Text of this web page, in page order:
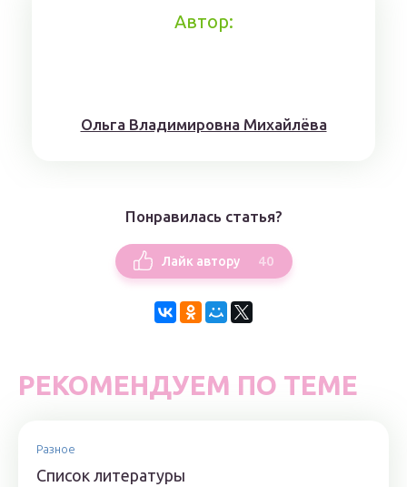
Автор:
Ольга Владимировна Михайлёва
Понравилась статья?
Лайк автору 40
РЕКОМЕНДУЕМ ПО ТЕМЕ
Разное
Список литературы